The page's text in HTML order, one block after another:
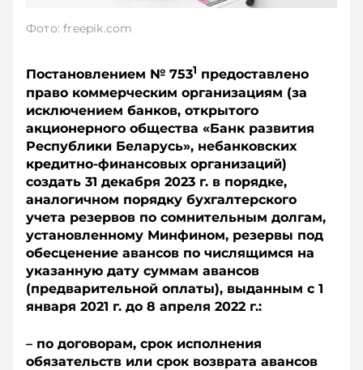
Фото: freepik.com
Постановлением № 7531 предоставлено
право коммерческим организациям (за
исключением банков, открытого
акционерного общества «Банк развития
Республики Беларусь», небанковских
кредитно-финансовых организаций)
создать 31 декабря 2023 г. в порядке,
аналогичном порядку бухгалтерского
учета резервов по сомнительным долгам,
установленному Минфином, резервы под
обесценение авансов по числящимся на
указанную дату суммам авансов
(предварительной оплаты), выданным с 1
января 2021 г. до 8 апреля 2022 г.:
– по договорам, срок исполнения
обязательств или срок возврата авансов